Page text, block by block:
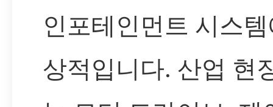
인포테인먼트 시스
상적입니다. 산업 현